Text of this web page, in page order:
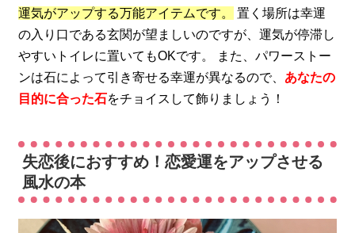
運気がアップする万能アイテムです。
置く場所は幸運
の入り口である玄関が望ましいのですが、運気が停滞し
やすいトイレに置いてもOKです。 また、パワーストー
ンは石によって引き寄せる幸運が異なるので、 あなたの
目的に合った石をチョイスして飾りましょう！
失恋後におすすめ！恋愛運をアップさせる
風水の本